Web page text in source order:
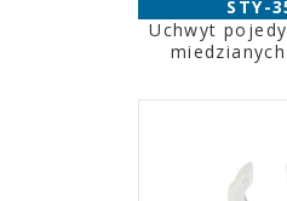
STY-
Uchwyt